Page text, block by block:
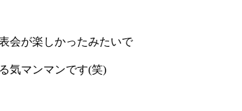
会が楽しかったみたいで
気マンマンです(笑)